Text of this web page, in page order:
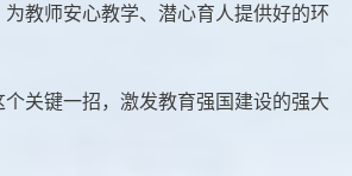
教师安心教学、潜心育人提供好的环
关键一招，激发教育强国建设的强大